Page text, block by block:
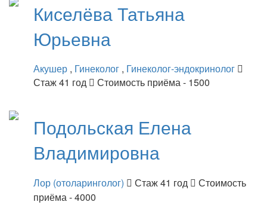
КиселёваТатьяна
Юрьевна
Акушер , Гинеколог , Гинеколог-эндокринолог
Стаж 41 год
Стоимость приёма - 1500
Подольская Елена
Владимировна
Лор (отоларинголог) Стаж 41 год
Стоимость
приёма - 4000